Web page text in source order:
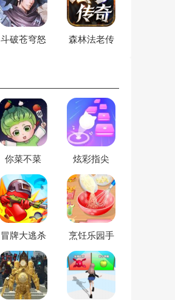
斗破苍穹怒
森林法老传
你菜不菜 炫彩指尖
冒牌大逃杀
烹饪乐园手